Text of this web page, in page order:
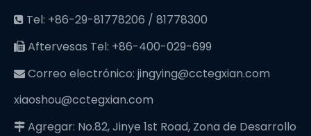
 Tel: +86-29-81778206 / 81778300
 Aftervesas Tel: +86-400-029-699
 Correo electrónico: jingying@cctegxian.com
xiaoshou@cctegxian.com
 Agregar: No.82, Jinye 1st Road, Zona de Desarrollo